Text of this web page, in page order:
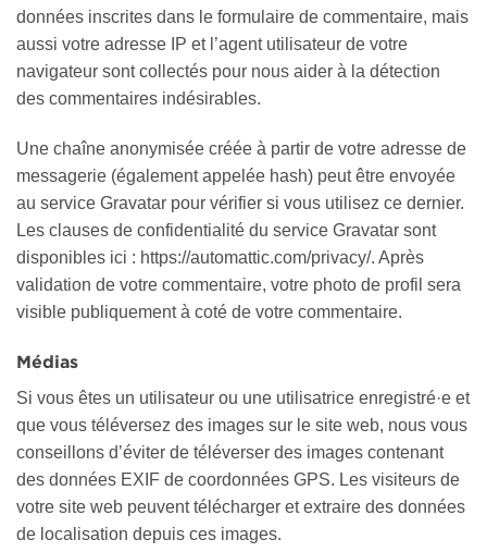
données inscrites dans le formulaire de commentaire, mais
aussi votre adresse IP et l’agent utilisateur de votre
navigateur sont collectés pour nous aider à la détection
des commentaires indésirables.
Une chaîne anonymisée créée à partir de votre adresse de
messagerie (également appelée hash) peut être envoyée
au service Gravatar pour vérifier si vous utilisez ce dernier.
Les clauses de confidentialité du service Gravatar sont
disponibles ici : https://automattic.com/privacy/. Après
validation de votre commentaire, votre photo de profil sera
visible publiquement à coté de votre commentaire.
Médias
Si vous êtes un utilisateur ou une utilisatrice enregistré·e et
que vous téléversez des images sur le site web, nous vous
conseillons d’éviter de téléverser des images contenant
des données EXIF de coordonnées GPS. Les visiteurs de
votre site web peuvent télécharger et extraire des données
de localisation depuis ces images.